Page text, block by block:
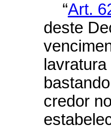
“Art.
deste
credor